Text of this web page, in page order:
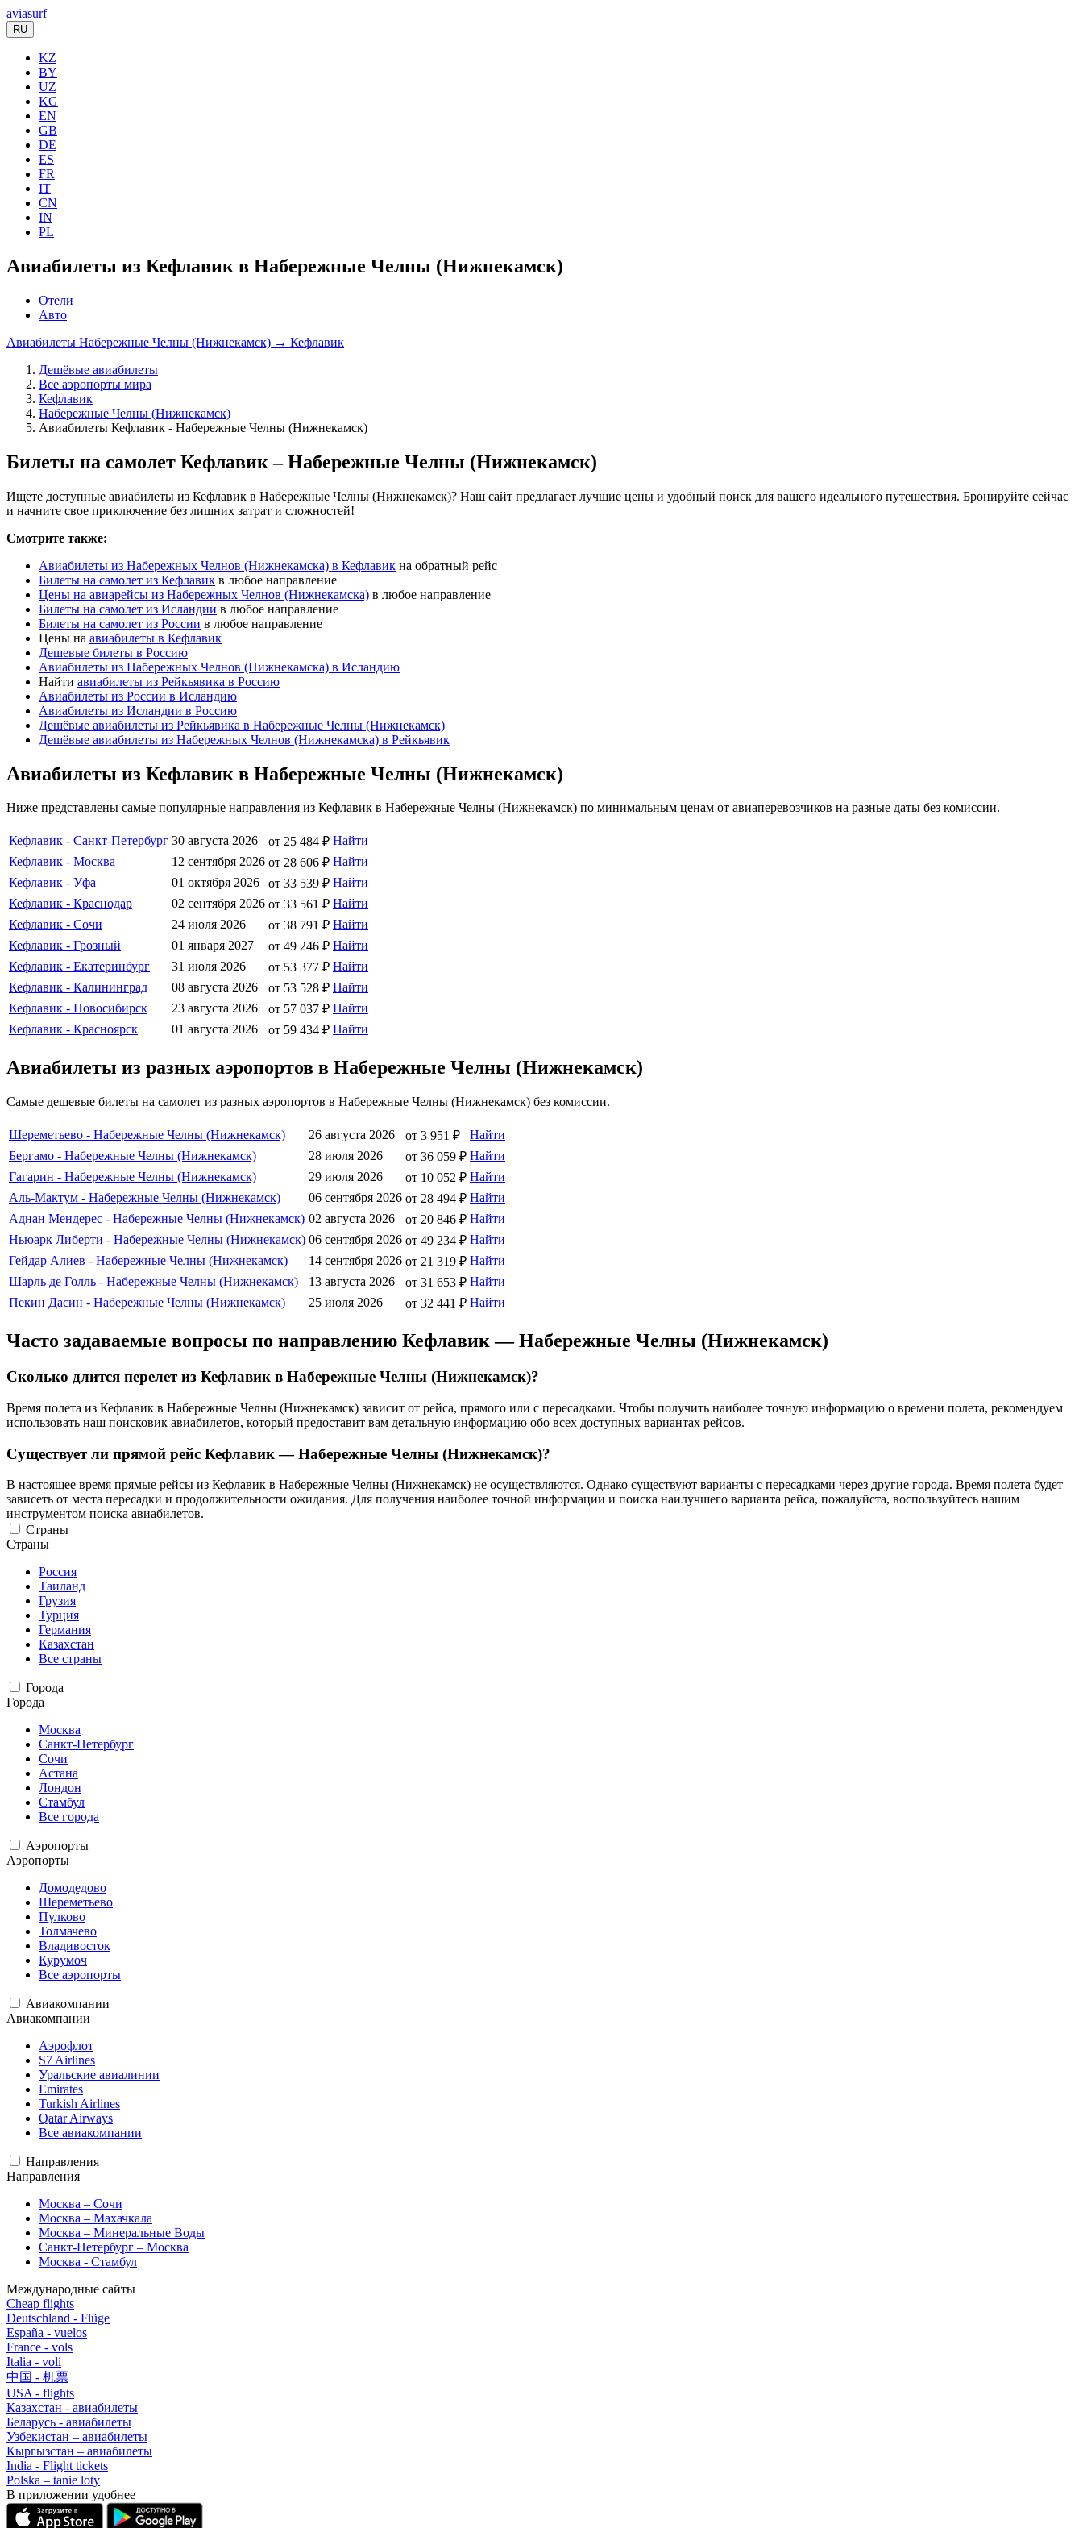
aviasurf
RU
KZ
BY
UZ
KG
EN
GB
DE
ES
FR
IT
CN
IN
PL
Авиабилеты из Кефлавик в Набережные Челны (Нижнекамск)
Отели
Авто
Авиабилеты Набережные Челны (Нижнекамск) → Кефлавик
Дешёвые авиабилеты
Все аэропорты мира
Кефлавик
Набережные Челны (Нижнекамск)
Авиабилеты Кефлавик - Набережные Челны (Нижнекамск)
Билеты на самолет Кефлавик – Набережные Челны (Нижнекамск)
Ищете доступные авиабилеты из Кефлавик в Набережные Челны (Нижнекамск)? Наш сайт предлагает лучшие цены и удобный поиск для вашего идеального путешествия. Бронируйте сейчас
и начните свое приключение без лишних затрат и сложностей!
Смотрите также:
Авиабилеты из Набережных Челнов (Нижнекамска) в Кефлавик на обратный рейс
Билеты на самолет из Кефлавик в любое направление
Цены на авиарейсы из Набережных Челнов (Нижнекамска) в любое направление
Билеты на самолет из Исландии в любое направление
Билеты на самолет из России в любое направление
Цены на авиабилеты в Кефлавик
Дешевые билеты в Россию
Авиабилеты из Набережных Челнов (Нижнекамска) в Исландию
Найти авиабилеты из Рейкьявика в Россию
Авиабилеты из России в Исландию
Авиабилеты из Исландии в Россию
Дешёвые авиабилеты из Рейкьявика в Набережные Челны (Нижнекамск)
Дешёвые авиабилеты из Набережных Челнов (Нижнекамска) в Рейкьявик
Авиабилеты из Кефлавик в Набережные Челны (Нижнекамск)
Ниже представлены самые популярные направления из Кефлавик в Набережные Челны (Нижнекамск) по минимальным ценам от авиаперевозчиков на разные даты без комиссии.
Кефлавик - Санкт-Петербург 30 августа 2026 от 25 484 ₽ Найти
Кефлавик - Москва
12 сентября 2026 от 28 606 ₽ Найти
Кефлавик - Уфа
01 октября 2026 от 33 539 ₽ Найти
Кефлавик - Краснодар
02 сентября 2026 от 33 561 ₽ Найти
Кефлавик - Сочи
24 июля 2026 от 38 791 ₽ Найти
Кефлавик - Грозный
01 января 2027 от 49 246 ₽ Найти
Кефлавик - Екатеринбург
31 июля 2026 от 53 377 ₽ Найти
Кефлавик - Калининград
08 августа 2026 от 53 528 ₽ Найти
Кефлавик - Новосибирск
23 августа 2026 от 57 037 ₽ Найти
Кефлавик - Красноярск
01 августа 2026 от 59 434 ₽ Найти
Авиабилеты из разных аэропортов в Набережные Челны (Нижнекамск)
Самые дешевые билеты на самолет из разных аэропортов в Набережные Челны (Нижнекамск) без комиссии.
Шереметьево - Набережные Челны (Нижнекамск) 26 августа 2026 от 3 951 ₽
Найти
Бергамо - Набережные Челны (Нижнекамск)
28 июля 2026 от 36 059 ₽ Найти
Гагарин - Набережные Челны (Нижнекамск)
29 июля 2026 от 10 052 ₽ Найти
Аль-Мактум - Набережные Челны (Нижнекамск)
06 сентября 2026 от 28 494 ₽ Найти
Аднан Мендерес - Набережные Челны (Нижнекамск) 02 августа 2026 от 20 846 ₽ Найти
Ньюарк Либерти - Набережные Челны (Нижнекамск) 06 сентября 2026 от 49 234 ₽ Найти
Гейдар Алиев - Набережные Челны (Нижнекамск)
14 сентября 2026 от 21 319 ₽ Найти
Шарль де Голль - Набережные Челны (Нижнекамск)
13 августа 2026 от 31 653 ₽ Найти
Пекин Дасин - Набережные Челны (Нижнекамск)
25 июля 2026 от 32 441 ₽ Найти
Часто задаваемые вопросы по направлению Кефлавик — Набережные Челны (Нижнекамск)
Сколько длится перелет из Кефлавик в Набережные Челны (Нижнекамск)?
Время полета из Кефлавик в Набережные Челны (Нижнекамск) зависит от рейса, прямого или с пересадками. Чтобы получить наиболее точную информацию о времени полета, рекомендуем
использовать наш поисковик авиабилетов, который предоставит вам детальную информацию обо всех доступных вариантах рейсов.
Существует ли прямой рейс Кефлавик — Набережные Челны (Нижнекамск)?
В настоящее время прямые рейсы из Кефлавик в Набережные Челны (Нижнекамск) не осуществляются. Однако существуют варианты с пересадками через другие города. Время полета будет
зависеть от места пересадки и продолжительности ожидания. Для получения наиболее точной информации и поиска наилучшего варианта рейса, пожалуйста, воспользуйтесь нашим
инструментом поиска авиабилетов.
Страны
Страны
Россия
Таиланд
Грузия
Турция
Германия
Казахстан
Все страны
Города
Города
Москва
Санкт-Петербург
Сочи
Астана
Лондон
Стамбул
Все города
Аэропорты
Аэропорты
Домодедово
Шереметьево
Пулково
Толмачево
Владивосток
Курумоч
Все аэропорты
Авиакомпании
Авиакомпании
Аэрофлот
S7 Airlines
Уральские авиалинии
Emirates
Turkish Airlines
Qatar Airways
Все авиакомпании
Направления
Направления
Москва – Сочи
Москва – Махачкала
Москва – Минеральные Воды
Санкт-Петербург – Москва
Москва - Стамбул
Международные сайты
Cheap flights
Deutschland - Flüge
España - vuelos
France - vols
Italia - voli
中国 - 机票
USA - flights
Казахстан - авиабилеты
Беларусь - авиабилеты
Узбекистан – авиабилеты
Кыргызстан – авиабилеты
India - Flight tickets
Polska – tanie loty
В приложении удобнее